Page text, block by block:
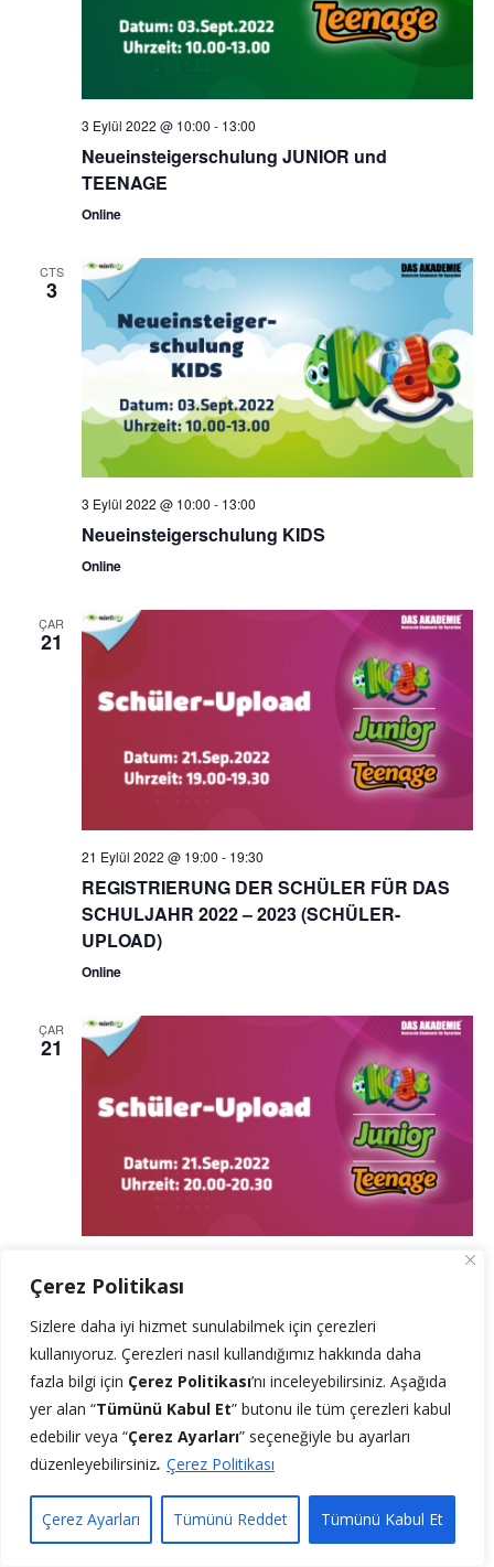
Çerez Politikası
Sizlere daha iyi hizmet sunulabilmek için çerezleri
kullanıyoruz. Çerezleri nasıl kullandığımız hakkında daha
fazla bilgi için Çerez Politikası’nı inceleyebilirsiniz. Aşağıda
yer alan “Tümünü Kabul Et” butonu ile tüm çerezleri kabul
edebilir veya “Çerez Ayarları” seçeneğiyle bu ayarları
düzenleyebilirsiniz. Çerez Politikası
Çerez Ayarları Tümünü Reddet Tümünü Kabul Et
3 Eylül 2022 @ 10:00 - 13:00
Neueinsteigerschulung JUNIOR und
TEENAGE
Online
CTS
3
3 Eylül 2022 @ 10:00 - 13:00
Neueinsteigerschulung KIDS
Online
ÇAR
21
21 Eylül 2022 @ 19:00 - 19:30
REGISTRIERUNG DER SCHÜLER FÜR DAS
SCHULJAHR 2022 – 2023 (SCHÜLER-
UPLOAD)
Online
ÇAR
21
REGISTRIERUNG DER SCHÜLER FÜR DAS
SCHULJAHR 2022 – 2023 (SCHÜLER-
UPLOAD)
Online
PER
22